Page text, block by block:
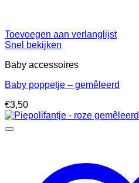
Toevoegen aan verlanglijst
Snel bekijken
Baby accessoires
Baby poppetje – gemêleerd
€3,50